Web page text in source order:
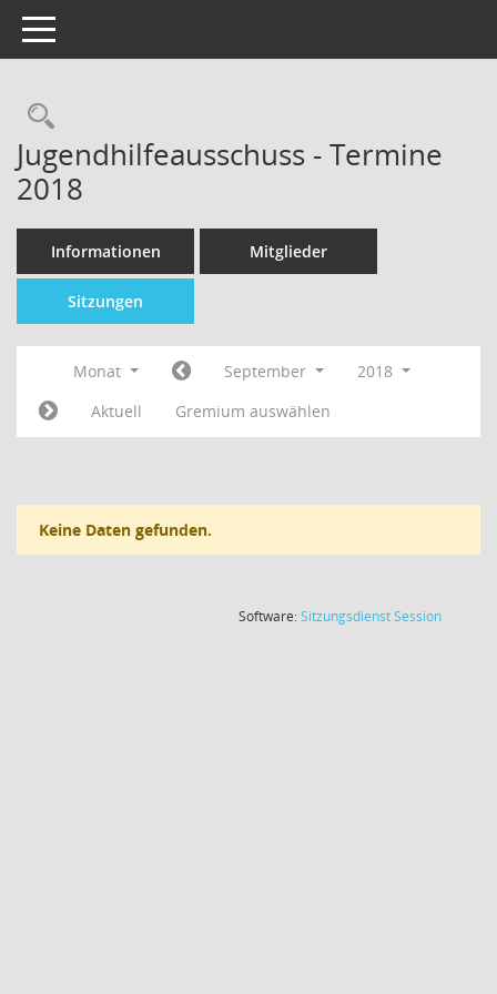
Toggle navigation
Jugendhilfeausschuss - Termine
2018
Informationen Mitglieder
Sitzungen
Monat September
2018
Aktuell
Gremium auswählen
Keine Daten gefunden.
Software:SitzungsdienstSession(Wird in